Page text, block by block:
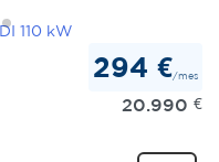
294 €/mes
20.990 €